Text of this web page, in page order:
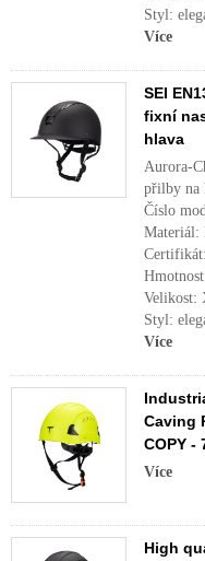
Styl:
Více
SEI
fixní
hlava
Aurora-
přilby na
Číslo
Materiál:
Velikost:
Styl:
Více
Caving
COPY -
Více
High